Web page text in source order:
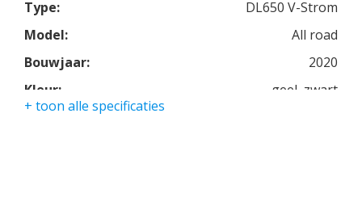
Type:
DL650 V-Strom
Model:
All road
Bouwjaar:
2020
Kleur:
geel, zwart
+ toon alle specificaties